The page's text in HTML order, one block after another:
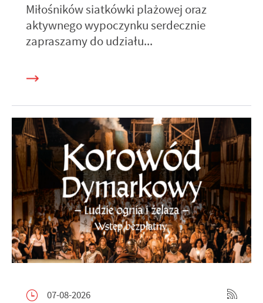
Miłośników siatkówki plażowej oraz
aktywnego wypoczynku serdecznie
zapraszamy do udziału...
07-08-2026